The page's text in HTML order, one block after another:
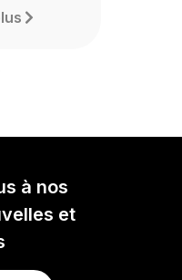
à nos
et